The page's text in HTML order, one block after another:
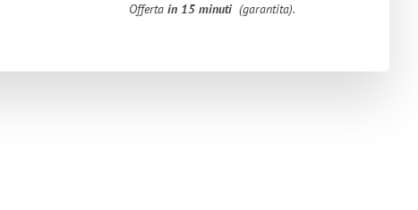
Offertain 15 minuti (garantita).